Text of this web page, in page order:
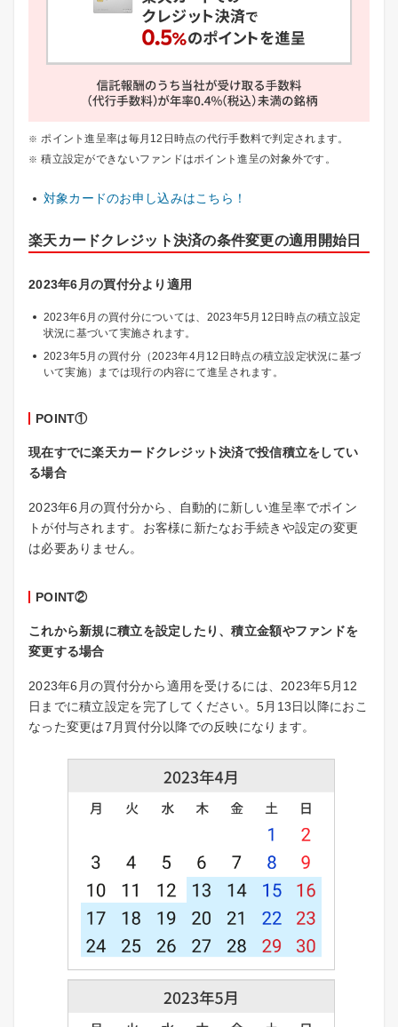
ポイント進呈率は毎月12日時点の代行手数料で判定されます。
積立設定ができないファンドはポイント進呈の対象外です。
対象カードのお申し込みはこちら！
楽天カードクレジット決済の条件変更の適用開始日
2023年6月の買付分より適用
2023年6月の買付分については、2023年5月12日時点の積立設定
状況に基づいて実施されます。
2023年5月の買付分（2023年4月12日時点の積立設定状況に基づ
いて実施）までは現行の内容にて進呈されます。
POINT①
現在すでに楽天カードクレジット決済で投信積立をしてい
る場合
2023年6月の買付分から、自動的に新しい進呈率でポイン
トが付与されます。お客様に新たなお手続きや設定の変更
は必要ありません。
POINT②
これから新規に積立を設定したり、積立金額やファンドを
変更する場合
2023年6月の買付分から適用を受けるには、2023年5月12
日までに積立設定を完了してください。5月13日以降におこ
なった変更は7月買付分以降での反映になります。